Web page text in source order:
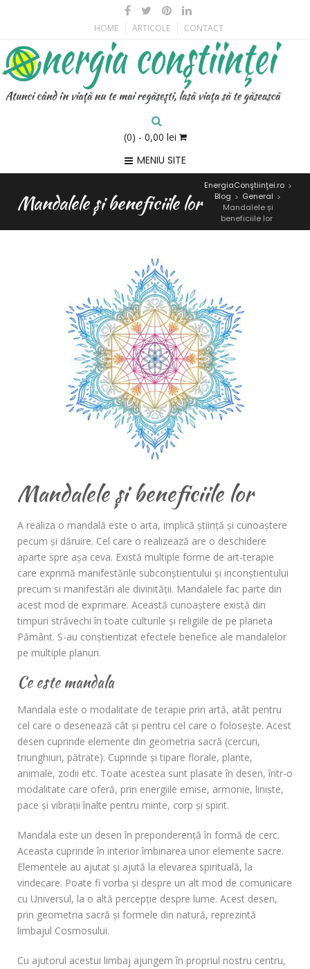
HOME ARTICOLE CONTACT
(0) - 0,00 lei
MENIU SITE
Mandalele și beneficiile lor
EnergiaConştiinţei.ro >
Blog > General >
Mandalele și
beneficiile lor
Mandalele și beneficiile lor
A realiza o mandală este o arta, implică ştiinţă şi cunoaştere
pecum şi dăruire. Cel care o realizează are o deschidere
aparte spre aşa ceva. Există multiple forme de art-terapie
care exprimă manifestările subconştientului și inconştientului
precum si manifestări ale divinităţii. Mandalele fac parte din
acest mod de exprimare. Această cunoaştere există din
timpuri străvechi în toate culturile şi religiile de pe planeta
Pământ. S-au conştientizat efectele benefice ale mandalelor
pe multiple planuri.
Ce este mandala
Mandala este o modalitate de terapie prin artă, atât pentru
cel care o desenează cât şi pentru cel care o foloseşte. Acest
desen cuprinde elemente din geometria sacră (cercuri,
triunghiuri, pătrate). Cuprinde şi tipare florale, plante,
animale, zodii etc. Toate acestea sunt plasate în desen, într-o
modalitate care oferă, prin energiile emise, armonie, linişte,
pace şi vibraţii înalte pentru minte, corp şi spirit.
Mandala este un desen în preponderență în formă de cerc.
Aceasta cuprinde în interior îmbinarea unor elemente sacre.
Elementele au ajutat şi ajută la elevarea spirituală, la
vindecare. Poate fi vorba şi despre un alt mod de comunicare
cu Universul, la o altă percepţie despre lume. Acest desen,
prin geometria sacră şi formele din natură, reprezintă
limbajul Cosmosului.
Cu ajutorul acestui limbaj ajungem în propriul nostru centru,